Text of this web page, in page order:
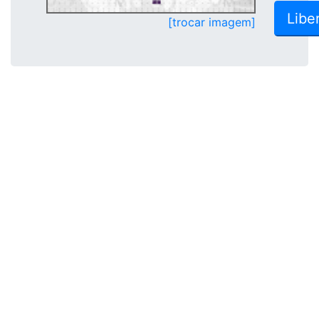
[trocar imagem]